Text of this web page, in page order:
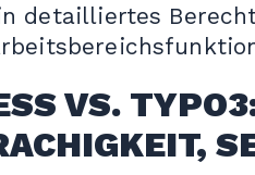
detailliertes
VS.